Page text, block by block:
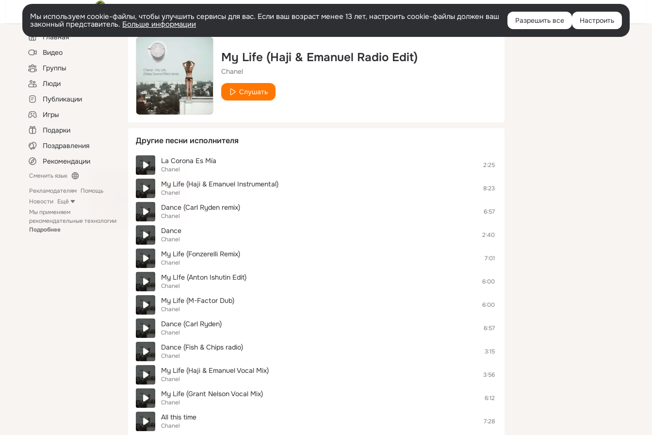
Войти
Мы используем cookie-файлы, чтобы улучшить сервисы для вас. Если ваш возраст менее 13 лет, настроить cookie-файлы должен ваш
законный представитель. Больше информации Разрешить все Настроить
Левая
колонкаГлавная
Видео
Группы
Люди
Публикации
Игры
Подарки
Поздравления
Рекомендации
Сменить язык
Рекламодателям Помощь
Новости Ещё
Мы применяем
рекомендательные технологии
Подробнее
My Life (Haji & Emanuel Radio Edit)
Chanel
Слушать
Другие песни исполнителя
La Corona Es Mía
Chanel
2:25
My Life (Haji & Emanuel Instrumental)
Chanel
8:23
Dance (Carl Ryden remix)
Chanel
6:57
Dance
Chanel
2:40
My Life (Fonzerelli Remix)
Chanel
7:01
My LIfe (Anton Ishutin Edit)
Chanel
6:00
My Life (M-Factor Dub)
Chanel
6:00
Dance (Carl Ryden)
Chanel
6:57
Dance (Fish & Chips radio)
Chanel
3:15
My Life (Haji & Emanuel Vocal Mix)
Chanel
3:56
My Life (Grant Nelson Vocal Mix)
Chanel
6:12
All this time
Chanel
7:28